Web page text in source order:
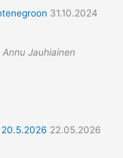
31.10.2024
Annu Jauhiainen
22.05.2026